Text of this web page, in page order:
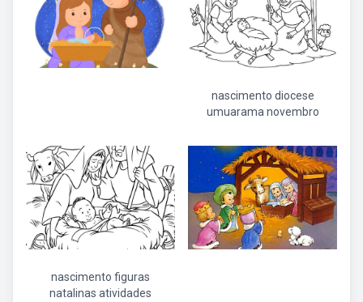
nascimento diocese
umuarama novembro
nascimento figuras
natalinas atividades